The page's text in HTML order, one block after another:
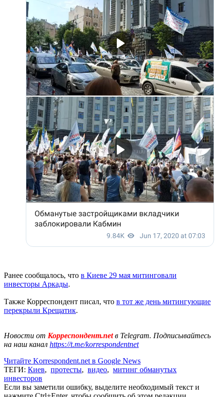
Ранее сообщалось, что в Киеве 29 мая митинговали
инвесторы Аркады.
Также Корреспондент писал, что в тот же день митингующие
перекрыли Крещатик.
Новости от Корреспондент.netв Telegram. Подписывайтесь
на наш канал https://t.me/korrespondentnet
Читайте Korrespondent.net в Google News
ТЕГИ: Киев, протесты, видео, митинг обманутых
инвесторов
Если вы заметили ошибку, выделите необходимый текст и